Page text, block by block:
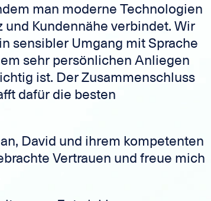
man moderne Technologien
Kundennähe verbindet. Wir
sensibler Umgang mit Sprache
sehr persönlichen Anliegen
ist. Der Zusammenschluss
dafür die besten
David und ihrem kompetenten
Vertrauen und freue mich